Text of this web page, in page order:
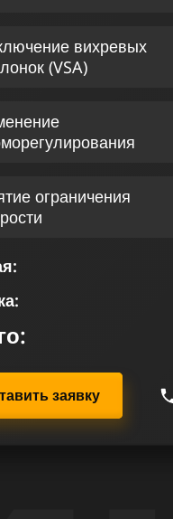
вихревых
(VSA)
ограничения
заявку